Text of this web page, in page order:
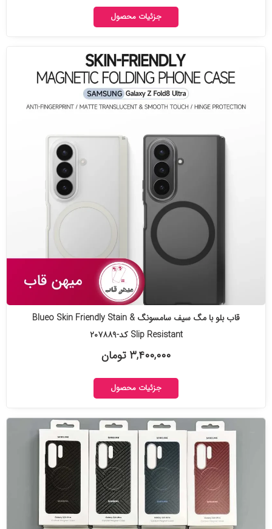
جزئیات محصول
قاب بلو با مگ سیف سامسونگ Blueo Skin Friendly Stain &
Slip Resistant کد-۲۰۷۸۸۹
۳,۴۰۰,۰۰۰ تومان
جزئیات محصول